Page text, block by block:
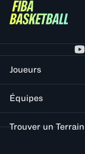
Joueurs
Équipes
Trouver un Terrain